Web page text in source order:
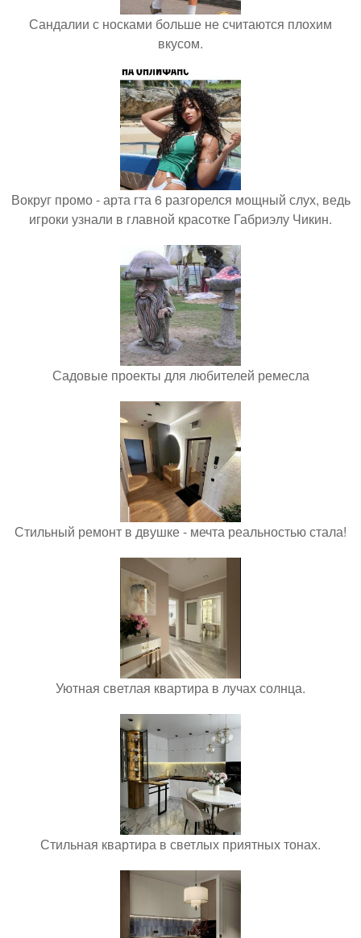
Сандалии с носками больше не считаются плохим
вкусом.
Вокруг промо - арта гта 6 разгорелся мощный слух, ведь
игроки узнали в главной красотке Габриэлу Чикин.
Садовые проекты для любителей ремесла
Стильный ремонт в двушке - мечта реальностью стала!
Уютная светлая квартира в лучах солнца.
Стильная квартира в светлых приятных тонах.